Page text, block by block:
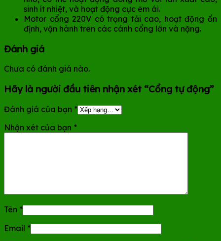
sinh ít nhiệt, và hoạt động cực êm ái.
Motor cổng 220V có trọng tải cao, hoạt động ổn
định, vận hành trên các cánh cổng lớn và nặng.
Đánh giá
Chưa có đánh giá nào.
Hãy là người đầu tiên nhận xét “Cổng tự động”
Đánh giá của bạn *
Nhận xét của bạn *
Tên *
Email *